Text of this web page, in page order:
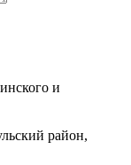
и
район,